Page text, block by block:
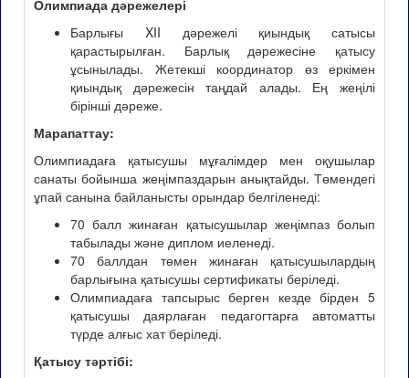
Олимпиада дәрежелері
Барлығы XII дәрежелі қиындық сатысы
қарастырылған. Барлық дәрежесіне қатысу
ұсынылады. Жетекші координатор өз еркімен
қиындық дәрежесін таңдай алады. Ең жеңілі
бірінші дәреже.
Марапаттау:
Олимпиадаға қатысушы мұғалімдер мен оқушылар
санаты бойынша жеңімпаздарын анықтайды. Төмендегі
ұпай санына байланысты орындар белгіленеді:
70 балл жинаған қатысушылар жеңімпаз болып
табылады және диплом иеленеді.
70 баллдан төмен жинаған қатысушылардың
барлығына қатысушы сертификаты беріледі.
Олимпиадаға тапсырыс берген кезде бірден 5
қатысушы даярлаған педагогтарға автоматты
түрде алғыс хат беріледі.
Қатысу тәртібі: